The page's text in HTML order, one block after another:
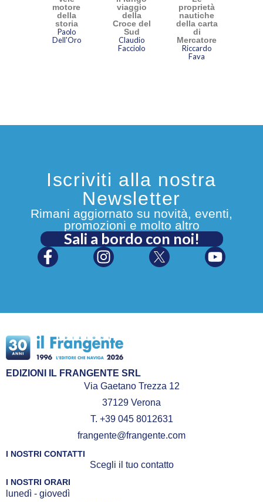
motore
della
storia
Paolo
Dell'Oro
viaggio
della
Croce del
Sud
Claudio
Facciolo
proprietà
nautiche
della carta
di
Mercatore
Riccardo
Fava
Iscriviti alla nostra
Newsletter
Rimani aggiornato su novità, eventi,
promozioni e molto altro
Sali a bordo con noi!
EDIZIONI IL FRANGENTE SRL
Via Gaetano Trezza 12
37129 Verona
T. +39 045 8012631
frangente@frangente.com
I NOSTRI CONTATTI
Scegli il tuo contatto
I NOSTRI ORARI
lunedì - giovedì